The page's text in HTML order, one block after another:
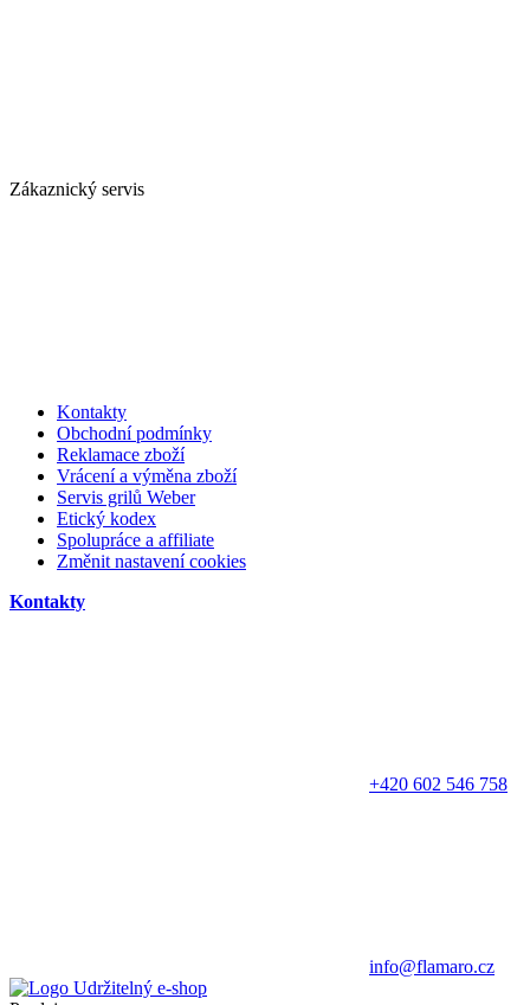
Zákaznický servis
Kontakty
Obchodní podmínky
Reklamace zboží
Vrácení a výměna zboží
Servis grilů Weber
Etický kodex
Spolupráce a affiliate
Změnit nastavení cookies
Kontakty
+420 602 546 758
info@flamaro.cz